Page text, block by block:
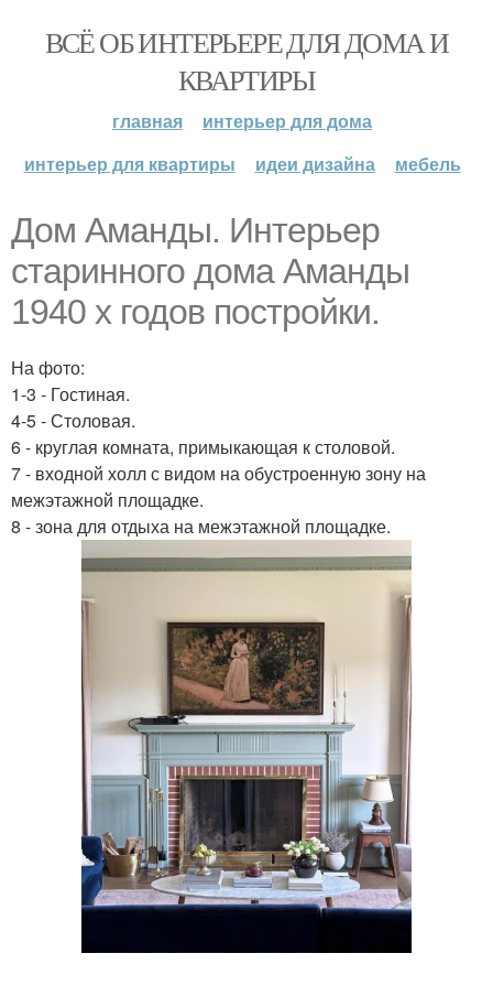
ВСЁ ОБ ИНТЕРЬЕРЕ ДЛЯ ДОМА И
КВАРТИРЫ
главная
интерьер для дома
интерьер для квартиры
идеи дизайна мебель
Дом Аманды. Интерьер
старинного дома Аманды
1940 х годов постройки.
На фото:
1-3 - Гостиная.
4-5 - Столовая.
6 - круглая комната, примыкающая к столовой.
7 - входной холл с видом на обустроенную зону на
межэтажной площадке.
8 - зона для отдыха на межэтажной площадке.